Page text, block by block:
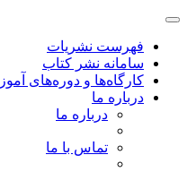
فهرست نشریات
سامانه نشر کتاب
کارگاه‌ها و دوره‌های
درباره ما
درباره ما
تماس با ما